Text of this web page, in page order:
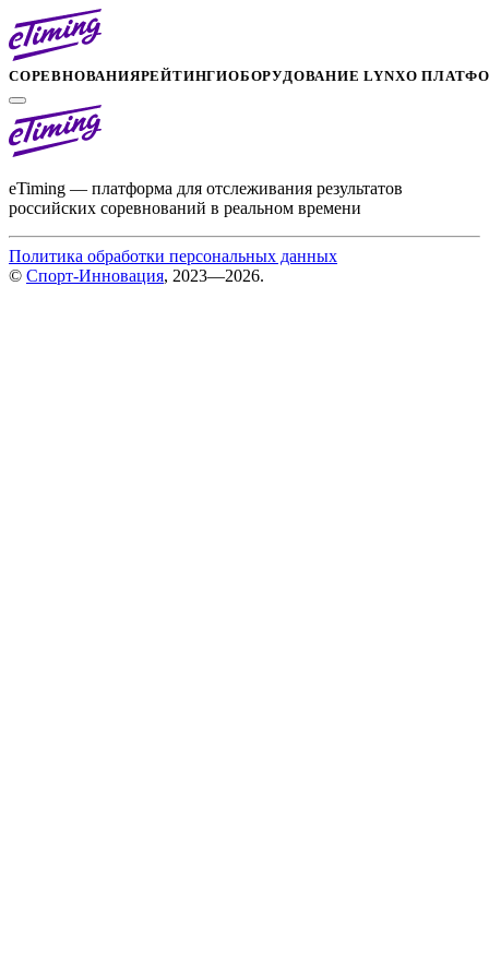
СОРЕВНОВАНИЯРЕЙТИНГИОБОРУДОВАНИЕ LYNXО
eTiming — платформа для отслеживания результатов
российских соревнований в реальном времени
Политика обработки персональных данных
© Спорт-Инновация, 2023—2026.